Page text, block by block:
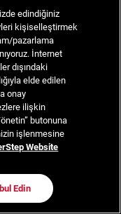
edindiğiniz
kişiselleştirmek
pazarlama
İnternet
dışındaki
elde edilen
onay
ilişkin
butonuna
işlenmesine
Website
Edin